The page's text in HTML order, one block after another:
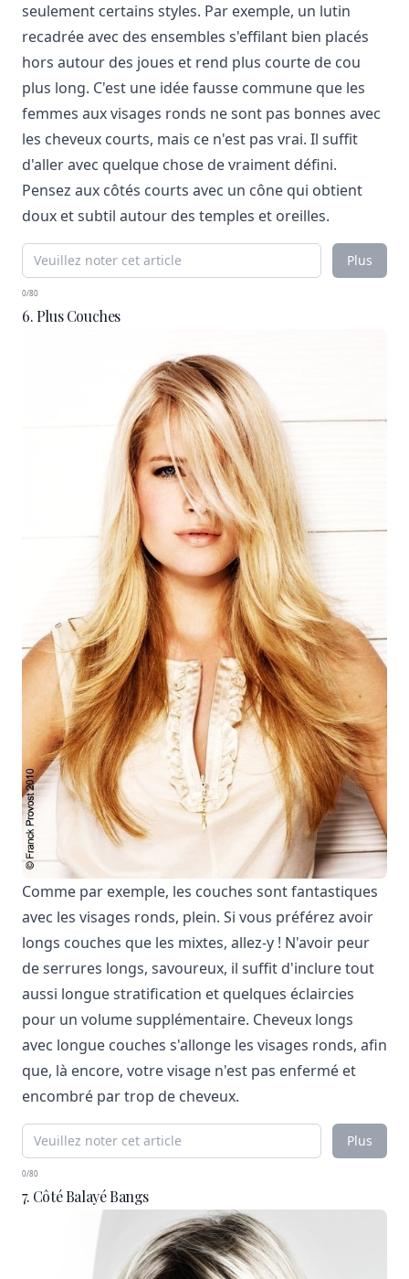
seulement certains styles. Par exemple, un lutin
recadrée avec des ensembles s'effilant bien placés
hors autour des joues et rend plus courte de cou
plus long. C'est une idée fausse commune que les
femmes aux visages ronds ne sont pas bonnes avec
les cheveux courts, mais ce n'est pas vrai. Il suffit
d'aller avec quelque chose de vraiment défini.
Pensez aux côtés courts avec un cône qui obtient
doux et subtil autour des temples et oreilles.
Plus
0/80
6. Plus Couches
Comme par exemple, les couches sont fantastiques
avec les visages ronds, plein. Si vous préférez avoir
longs couches que les mixtes, allez-y ! N'avoir peur
de serrures longs, savoureux, il suffit d'inclure tout
aussi longue stratification et quelques éclaircies
pour un volume supplémentaire. Cheveux longs
avec longue couches s'allonge les visages ronds, afin
que, là encore, votre visage n'est pas enfermé et
encombré par trop de cheveux.
Plus
0/80
7. Côté Balayé Bangs